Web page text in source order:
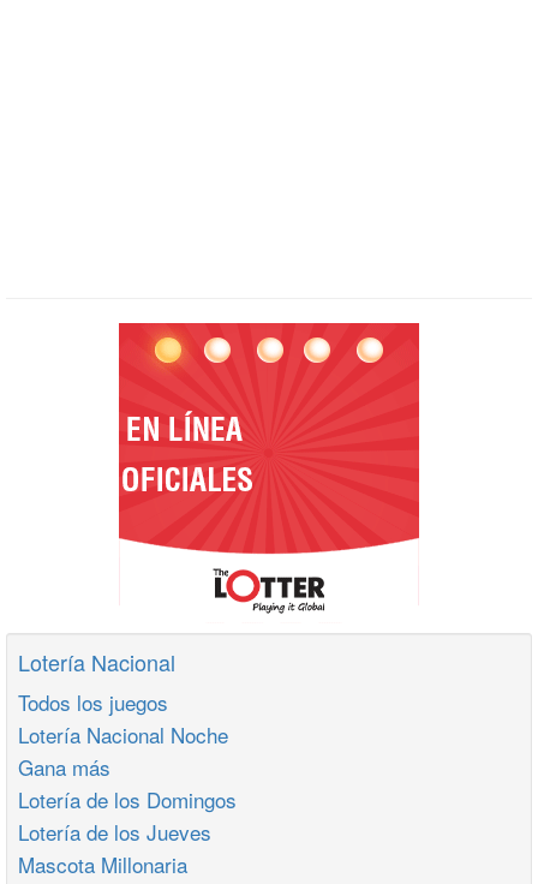
Lotería Nacional
Todos los juegos
Lotería Nacional Noche
Gana más
Lotería de los Domingos
Lotería de los Jueves
Mascota Millonaria